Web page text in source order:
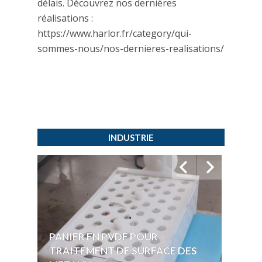
délais. Découvrez nos dernières
réalisations :
https://www.harlor.fr/category/qui-
sommes-nous/nos-dernieres-realisations/
INDUSTRIE
PANIER EN PVDF POUR
TRAITEMENT DE SURFACE DES